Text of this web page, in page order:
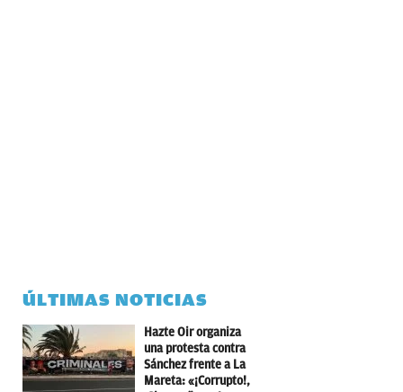
ÚLTIMAS NOTICIAS
Hazte Oir organiza
una protesta contra
Sánchez frente a La
Mareta: «¡Corrupto!,